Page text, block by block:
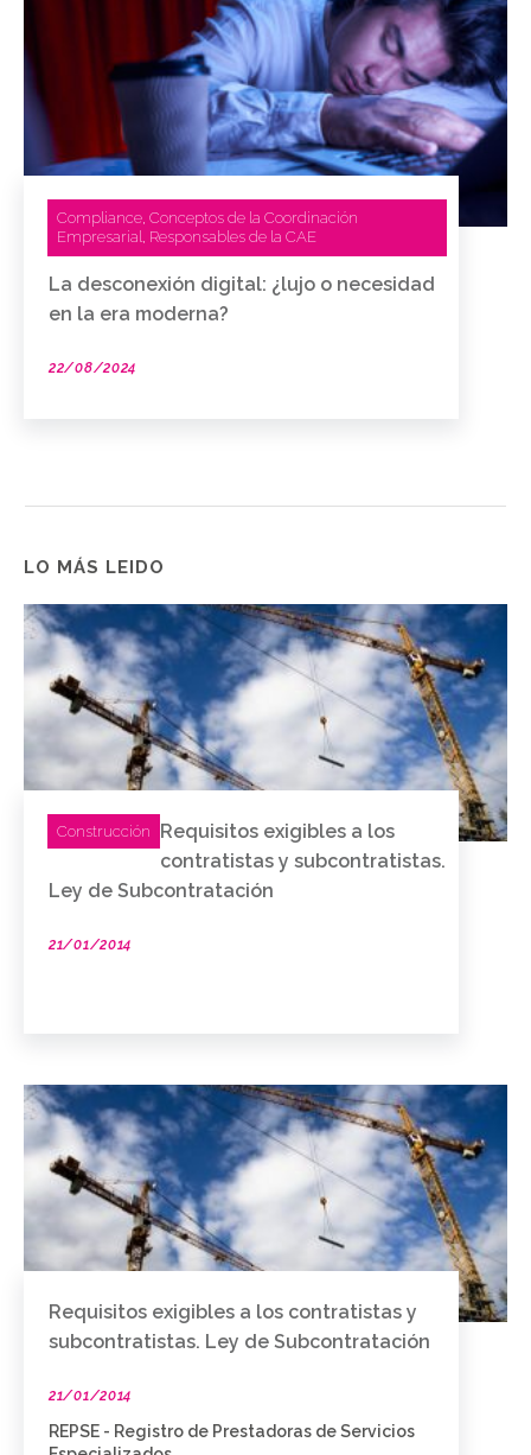
Compliance, Conceptos de la Coordinación
Empresarial, Responsables de la CAE
La desconexión digital: ¿lujo o necesidad
en la era moderna?
22/08/2024
LO MÁS LEIDO
Construcción
Requisitos exigibles a los
contratistas y subcontratistas.
Ley de Subcontratación
21/01/2014
Requisitos exigibles a los contratistas y
subcontratistas. Ley de Subcontratación
21/01/2014
REPSE - Registro de Prestadoras de Servicios